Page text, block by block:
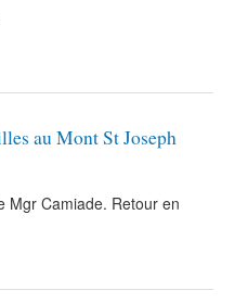
au Mont St Joseph
Mgr Camiade. Retour en